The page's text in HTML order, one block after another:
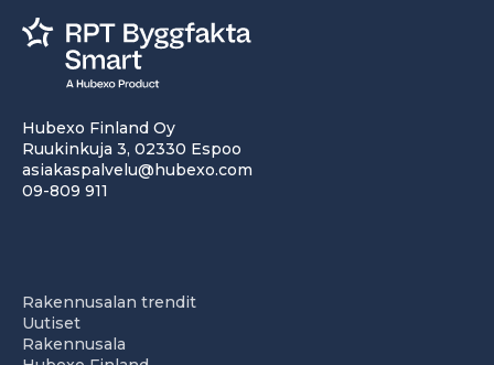
Hubexo Finland Oy
Ruukinkuja 3, 02330 Espoo
asiakaspalvelu@hubexo.com
09-809 911
Rakennusalan trendit
Uutiset
Rakennusala